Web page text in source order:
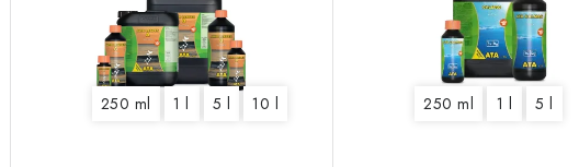
10 l
250 ml 1 l 5 l 10 l 250 ml 1 l 5 l